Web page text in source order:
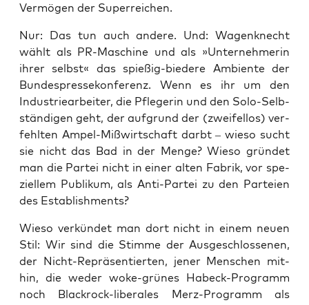
Ver­mö­gen der Superreichen.
Nur: Das tun auch ande­re. Und: Wagen­knecht
wählt als PR-Maschi­ne und als »Unter­neh­me­rin
ihrer selbst« das spie­ßig-bie­de­re Ambi­en­te der
Bun­des­pres­se­kon­fe­renz. Wenn es ihr um den
Indus­trie­ar­bei­ter, die Pfle­ge­rin und den Solo-Selb­
stän­di­gen geht, der auf­grund der (zwei­fel­los) ver­
fehl­ten Ampel-Miß­wirt­schaft darbt – wie­so sucht
sie nicht das Bad in der Men­ge? Wie­so grün­det
man die Par­tei nicht in einer alten Fabrik, vor spe­
zi­el­lem Publi­kum, als Anti-Par­tei zu den Par­tei­en
des Establishments?
Wie­so ver­kün­det man dort nicht in einem neu­en
Stil: Wir sind die Stim­me der Aus­ge­schlos­se­nen,
der Nicht-Reprä­sen­tier­ten, jener Men­schen mit­
hin, die weder woke-grü­nes Habeck-Pro­gramm
noch Black­rock-libe­ra­les Merz-Pro­gramm als